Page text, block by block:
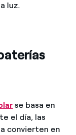
luz.
se basa en
el día, las
convierten en